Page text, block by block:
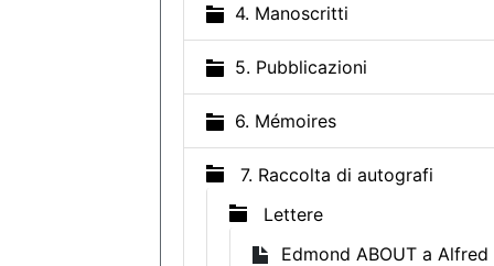
4. Manoscritti
5. Pubblicazioni
6. Mémoires
7. Raccolta di autografi
Lettere
Edmond ABOUT a Alfred